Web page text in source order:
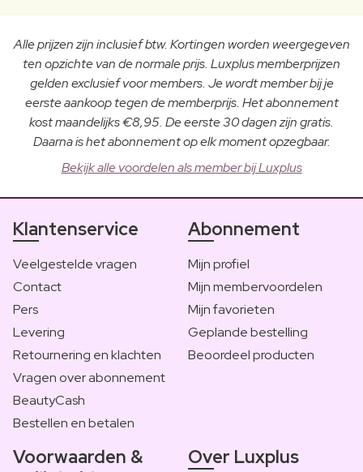
Alle prijzen zijn inclusief btw. Kortingen worden weergegeven
ten opzichte van de normale prijs. Luxplus memberprijzen
gelden exclusief voor members. Je wordt member bij je
eerste aankoop tegen de memberprijs. Het abonnement
kost maandelijks €8,95. De eerste 30 dagen zijn gratis.
Daarna is het abonnement op elk moment opzegbaar.
Bekijk alle voordelen als member bij Luxplus
Klantenservice
Veelgestelde vragen
Contact
Pers
Levering
Retournering en klachten
Vragen over abonnement
BeautyCash
Bestellen en betalen
Abonnement
Mijn profiel
Mijn membervoordelen
Mijn favorieten
Geplande bestelling
Beoordeel producten
Voorwaarden &
Over Luxplus